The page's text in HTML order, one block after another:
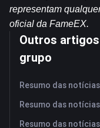
representam
oficial da FameEX.
Outros
grupo